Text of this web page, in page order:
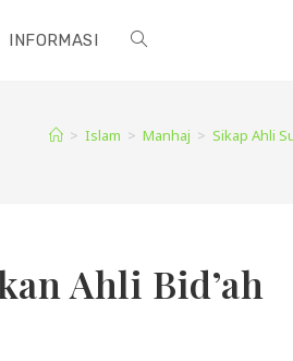
INFORMASI TOGGLE
> Islam > Manhaj > Sikap Ahli
Ahli Bid’ah